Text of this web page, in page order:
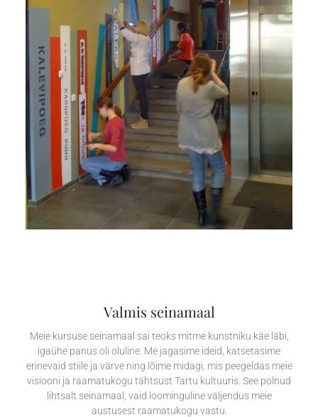
Valmis seinamaal
Meie kursuse seinamaal sai teoks mitme kunstniku käe läbi,
igaühe panus oli oluline. Me jagasime ideid, katsetasime
erinevaid stiile ja värve ning lõime midagi, mis peegeldas meie
visiooni ja raamatukogu tähtsust Tartu kultuuris. See polnud
lihtsalt seinamaal, vaid loominguline väljendus meie
austusest raamatukogu vastu.